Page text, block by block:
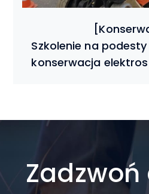
Szkolenie na
konserwacja elektros